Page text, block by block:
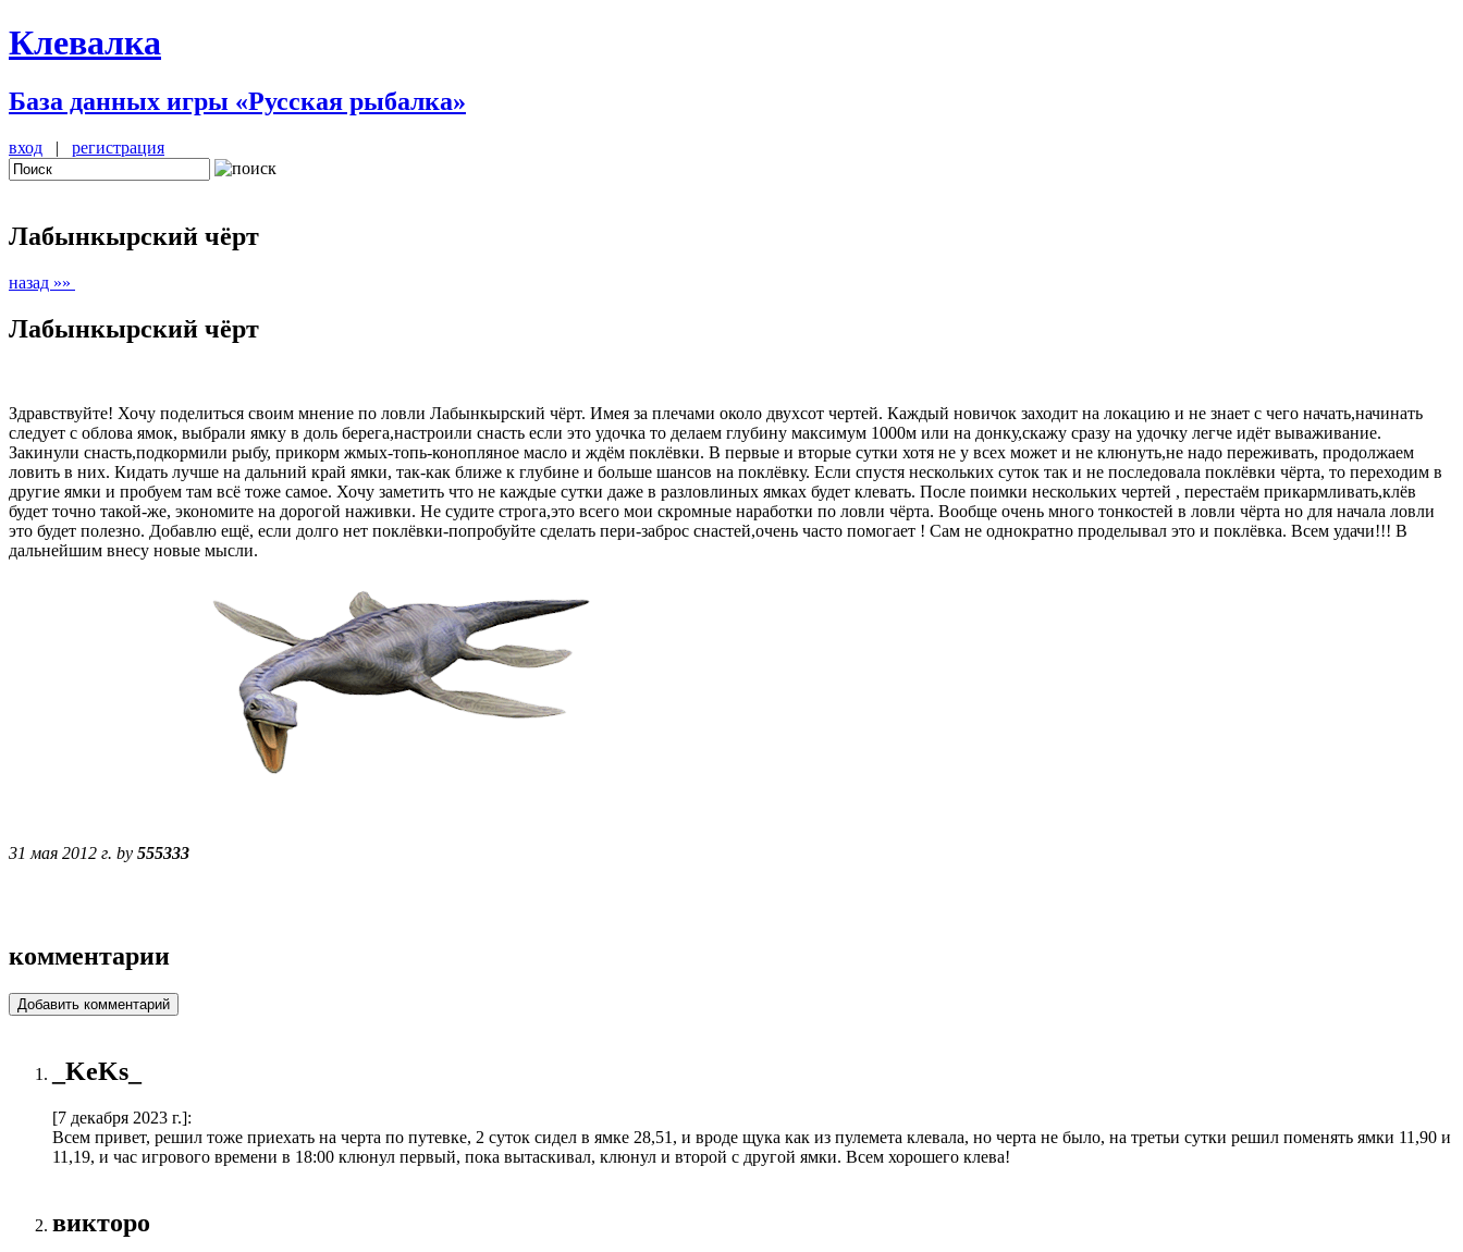
Клевалка
База данных игры «Русская рыбалка»
вход | регистрация
Лабынкырский чёрт
назад »»
Лабынкырский чёрт
Здравствуйте! Хочу поделиться своим мнение по ловли Лабынкырский чёрт. Имея за плечами около двухсот чертей. Каждый новичок заходит на локацию и не знает с чего начать,начинать
следует с облова ямок, выбрали ямку в доль берега,настроили снасть если это удочка то делаем глубину максимум 1000м или на донку,скажу сразу на удочку легче идёт вываживание.
Закинули снасть,подкормили рыбу, прикорм жмых-топь-конопляное масло и ждём поклёвки. В первые и вторые сутки хотя не у всех может и не клюнуть,не надо переживать, продолжаем
ловить в них. Кидать лучше на дальний край ямки, так-как ближе к глубине и больше шансов на поклёвку. Если спустя нескольких суток так и не последовала поклёвки чёрта, то переходим в
другие ямки и пробуем там всё тоже самое. Хочу заметить что не каждые сутки даже в разловлиных ямках будет клевать. После поимки нескольких чертей , перестаём прикармливать,клёв
будет точно такой-же, экономите на дорогой наживки. Не судите строга,это всего мои скромные наработки по ловли чёрта. Вообще очень много тонкостей в ловли чёрта но для начала ловли
это будет полезно. Добавлю ещё, если долго нет поклёвки-попробуйте сделать пери-заброс снастей,очень часто помогает ! Сам не однократно проделывал это и поклёвка. Всем удачи!!! В
дальнейшим внесу новые мысли.
31 мая 2012 г. by 555333
комментарии
Добавить комментарий
_KeKs_
[7 декабря 2023 г.]:
Всем привет, решил тоже приехать на черта по путевке, 2 суток сидел в ямке 28,51, и вроде щука как из пулемета клевала, но черта не было, на третьи сутки решил поменять ямки 11,90 и
11,19, и час игрового времени в 18:00 клюнул первый, пока вытаскивал, клюнул и второй с другой ямки. Всем хорошего клева!
викторо